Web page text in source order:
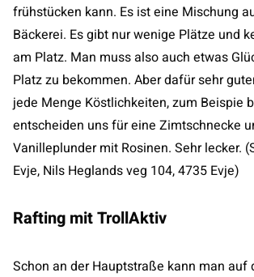
frühstücken kann. Es ist eine Mischung
Bäckerei. Es gibt nur wenige Plätze und
am Platz. Man muss also auch etwas
Platz zu bekommen. Aber dafür sehr
jede Menge Köstlichkeiten, zum Beispie
entscheiden uns für eine Zimtschnecke
Vanilleplunder mit Rosinen. Sehr lecker.
Evje, Nils Heglands veg 104, 4735 Evje)
Rafting mit TrollAktiv
Schon an der Hauptstraße kann man auf